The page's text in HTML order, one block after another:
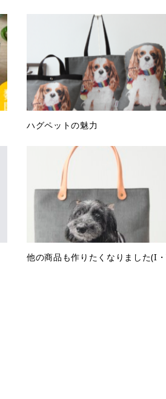
ハグペットの魅力
他の商品も作りたくなりました(I